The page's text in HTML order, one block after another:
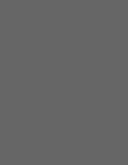
niego
To
potrafi